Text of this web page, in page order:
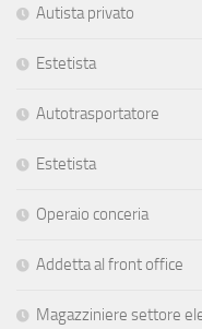
Autista privato
Estetista
Autotrasportatore
Estetista
Operaio conceria
Addetta al front office
Magazziniere settore